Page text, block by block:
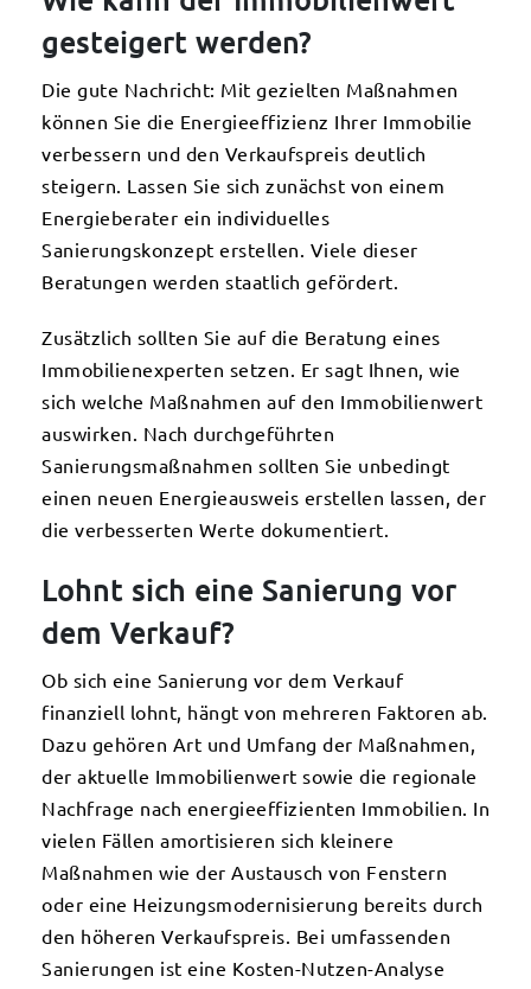
gesteigert werden?
Die gute Nachricht: Mit gezielten Maßnahmen
können Sie die Energieeffizienz Ihrer Immobilie
verbessern und den Verkaufspreis deutlich
steigern. Lassen Sie sich zunächst von einem
Energieberater ein individuelles
Sanierungskonzept erstellen. Viele dieser
Beratungen werden staatlich gefördert.
Zusätzlich sollten Sie auf die Beratung eines
Immobilienexperten setzen. Er sagt Ihnen, wie
sich welche Maßnahmen auf den Immobilienwert
auswirken. Nach durchgeführten
Sanierungsmaßnahmen sollten Sie unbedingt
einen neuen Energieausweis erstellen lassen, der
die verbesserten Werte dokumentiert.
Lohnt sich eine Sanierung vor
dem Verkauf?
Ob sich eine Sanierung vor dem Verkauf
finanziell lohnt, hängt von mehreren Faktoren ab.
Dazu gehören Art und Umfang der Maßnahmen,
der aktuelle Immobilienwert sowie die regionale
Nachfrage nach energieeffizienten Immobilien. In
vielen Fällen amortisieren sich kleinere
Maßnahmen wie der Austausch von Fenstern
oder eine Heizungsmodernisierung bereits durch
den höheren Verkaufspreis. Bei umfassenden
Sanierungen ist eine Kosten-Nutzen-Analyse